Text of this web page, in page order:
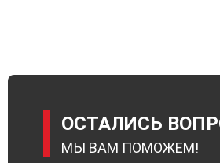
ОСТАЛИСЬ
МЫ ВАМ ПОМОЖЕМ!